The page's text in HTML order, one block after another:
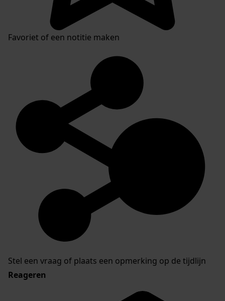
Favoriet of een notitie maken
Stel een vraag of plaats een opmerking op de tijdlijn
Reageren